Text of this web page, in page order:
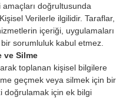
doğrultusunda
Verilerle ilgilidir. Taraflar,
içeriği, uygulamaları
sorumluluk kabul etmez.
ve Silme
toplanan kişisel bilgilere
geçmek veya silmek için bir
doğrulamak için ek bilgi